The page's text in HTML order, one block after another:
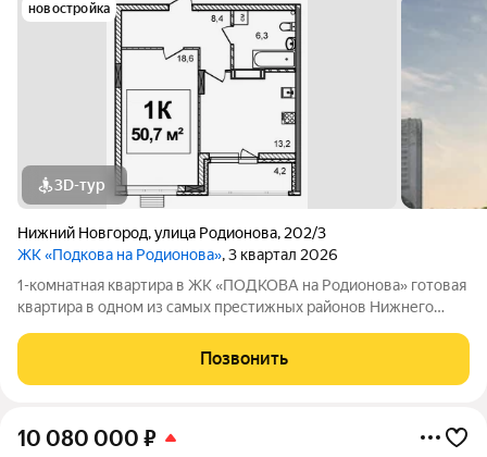
новостройка
3D-тур
Нижний Новгород,улица Родионова, 202/3
ЖК «Подкова на Родионова», 3 квартал 2026
1-комнатная квартира в ЖК «ПОДКОВА на Родионова» готовая
квартира в одном из самых престижных районов Нижнего
после покупки, не ожидая окончания строительства? Обратите
внимание на ЖК
Позвонить
10 080 000 ₽